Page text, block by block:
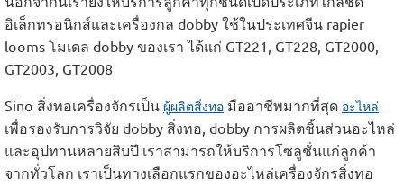
อิเล็กทรอนิกส์และเครื่องกล dobby ใช้ในประเทศจีน rapier
looms โมเดล dobby ของเรา ได้แก่ GT221, GT228, GT2000,
GT2003, GT2008
Sino สิ่งทอเครื่องจักรเป็น ผู้ผลิตสิ่งทอ มืออาชีพมากที่สุด อะไหล่
เพื่อรองรับการวิจัย dobby สิ่งทอ, dobby การผลิตชิ้นส่วนอะไหล่
และอุปทานหลายสิบปี เราสามารถให้บริการโซลูชั่นแก่ลูกค้า
จากทั่วโลก เราเป็นทางเลือกแรกของอะไหล่เครื่องจักรสิ่งทอ